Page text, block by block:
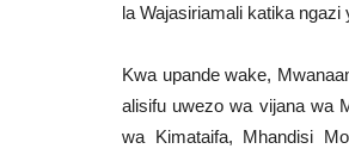
la Wajasiriamali katika ngazi
Kwa upande wake,
alisifu uwezo wa vijana wa
wa Kimataifa, Mhandisi